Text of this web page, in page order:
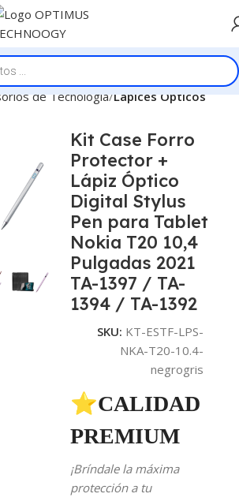
de Tecnologia Lapices Opticos
enlarge
Kit Case Forro
Protector +
Lápiz Óptico
Digital Stylus
Pen para Tablet
Nokia T20 10,4
Pulgadas 2021
TA-1397 / TA-
1394 / TA-1392
SKU: KT-ESTF-LPS-
NKA-T20-10.4-
negrogris
⭐CALIDAD
PREMIUM
¡Bríndale la máxima
protección a tu